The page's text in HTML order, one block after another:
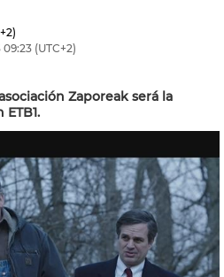
09:23 (UTC+2)
Zaporeak será la